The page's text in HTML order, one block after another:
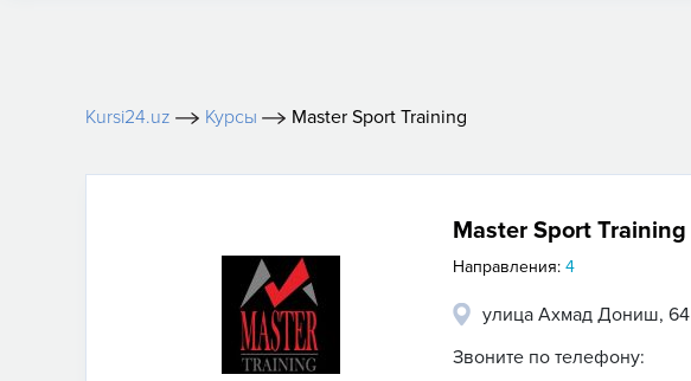
Kursi24.uz Курсы Master Sport Training
Master Sport Training
Направления: 4
улица Ахмад Дониш, 64
Звоните по телефону: